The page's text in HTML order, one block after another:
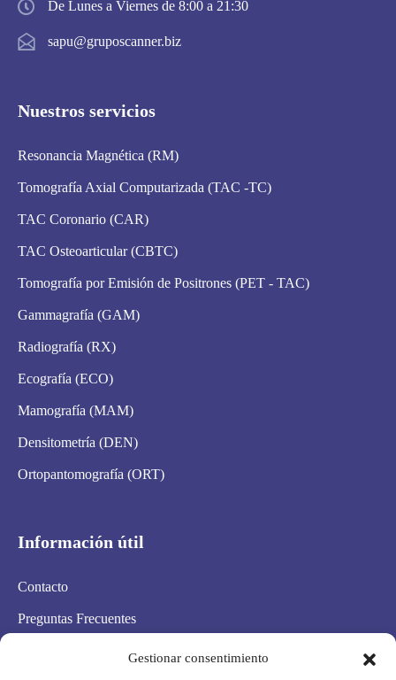
Gestionar consentimiento
De Lunes a Viernes de 8:00 a 21:30
sapu@gruposcanner.biz
Nuestros servicios
Resonancia Magnética (RM)
Tomografía Axial Computarizada (TAC -TC)
TAC Coronario (CAR)
TAC Osteoarticular (CBTC)
Tomografía por Emisión de Positrones (PET - TAC)
Gammagrafía (GAM)
Radiografía (RX)
Ecografía (ECO)
Mamografía (MAM)
Densitometría (DEN)
Ortopantomografía (ORT)
Información útil
Contacto
Preguntas Frecuentes